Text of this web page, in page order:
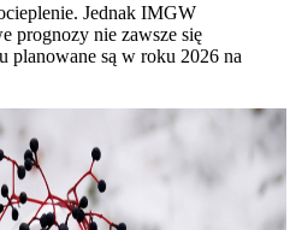
Jednak IMGW
prognozy nie zawsze się
planowane są w roku 2026 na